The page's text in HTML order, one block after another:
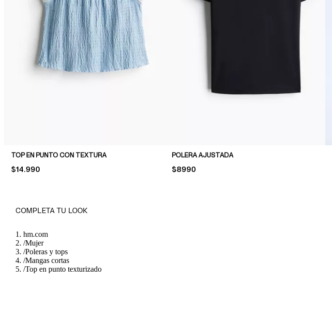
TOP EN PUNTO CON TEXTURA
PRICE:
$14.990
POLERA AJUSTADA
PRICE:
$8990
COMPLETA TU LOOK
hm.com
/Mujer
/Poleras y tops
/Mangas cortas
/Top en punto texturizado